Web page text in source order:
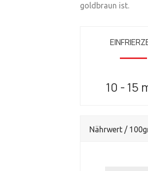
goldbraun ist.
10 - 15
Nährwert /